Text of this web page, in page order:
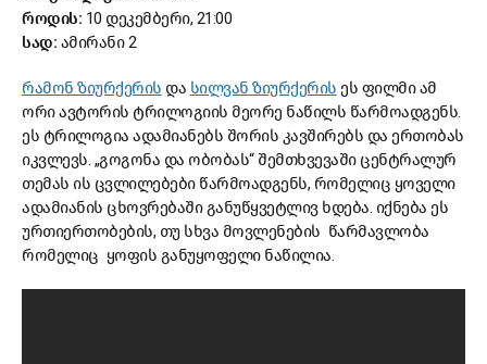
როდის: 10 დეკემბერი, 21:00
სად: ამირანი 2
რამონ ზიურქერის და სილვან ზიურქერის ეს ფილმი ამ
ორი ავტორის ტრილოგიის მეორე ნაწილს წარმოადგენს.
ეს ტრილოგია ადამიანებს შორის კავშირებს და ერთობას
იკვლევს. „გოგონა და ობობას“ შემთხვევაში ცენტრალურ
თემას ის ცვლილებები წარმოადგენს, რომელიც ყოველი
ადამიანის ცხოვრებაში განუწყვეტლივ ხდება. იქნება ეს
ურთიერთობების, თუ სხვა მოვლენების წარმავლობა
რომელიც ყოფის განუყოფელი ნაწილია.